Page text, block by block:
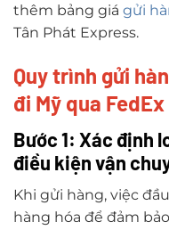
thêm bảng giá gửi
Tân Phát Express.
Quy trình gửi
đi Mỹ qua
Bước 1: Xác định
điều kiện vận
Khi gửi hàng, việc
hàng hóa để đảm